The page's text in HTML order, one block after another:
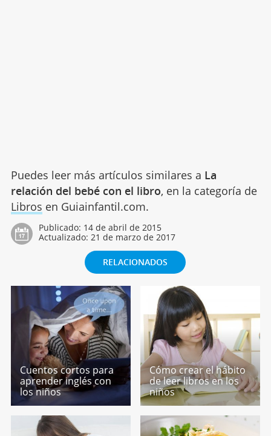
Puedes leer más artículos similares a La
relación del bebé con el libro, en la categoría de
Libros en Guiainfantil.com.
Publicado: 14 de abril de 2015
Actualizado: 21 de marzo de 2017
RELACIONADOS
Cuentos cortos para
aprender inglés con
los niños
Cómo crear el hábito
de leer libros en los
niños